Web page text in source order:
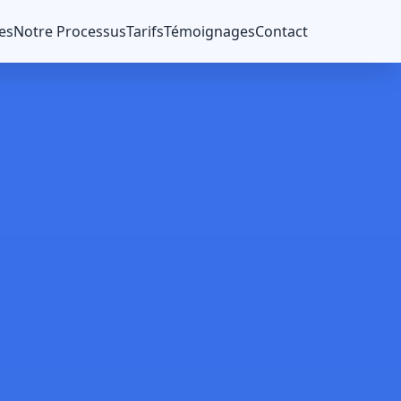
Notre ProcessusTarifsTémoignagesContact